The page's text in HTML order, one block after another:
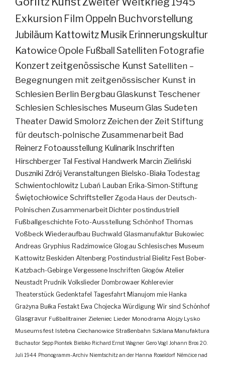
Exkursion Film Oppeln Buchvorstellung
Jubiläum Kattowitz Musik Erinnerungskultur
KatowiceOpole FußballSatelliten Fotografie
Konzertzeitgenössische Kunst Satelliten –
Begegnungen mit zeitgenössischer Kunst in
Schlesien Berlin BergbauGlaskunst Teschener
Schlesien Schlesisches MuseumGlas Sudeten
Theater Dawid SmolorzZeichen der Zeit Stiftung
für deutsch-polnische Zusammenarbeit Bad
Reinerz Fotoausstellung Kulinarik Inschriften
Hirschberger Tal Festival Handwerk Marcin Zieliński
Duszniki Zdrój Veranstaltungen Bielsko-Biała Todestag
Schwientochlowitz Lubań Lauban Erika-Simon-Stiftung
Świętochłowice SchriftstellerZgoda Haus der Deutsch-
Polnischen ZusammenarbeitDichterpostindustriell
Fußballgeschichte Foto-AusstellungSchönhofThomas
VoßbeckWiederaufbau Buchwald Glasmanufaktur Bukowiec
Andreas Gryphius Radzimowice Glogau Schlesisches Museum
Kattowitz Beskiden Altenberg Postindustrial Bielitz Fest Bober-
Katzbach-Gebirge Vergessene Inschriften Głogów Atelier
Neustadt Prudnik Volkslieder Dombrowaer Kohlerevier
Theaterstück Gedenktafel Tagesfahrt Mianujom mie Hanka
Grażyna Bułka Festakt Ewa Chojecka Würdigung Wir sind Schönhof
Glasgravur Fußballtrainer Zieleniec Lieder Monodrama Alojzy Lysko
Museumsfest Istebna Ciechanowice Straßenbahn Szklana Manufaktura
Buchautor Sepp Piontek Bielsko Richard Ernst Wagner Gero Vogl Johann Bros 20.
Juli 1944 Phonogramm-Archiv Niemtschitz an der Hanna Roseldorf Némčice nad